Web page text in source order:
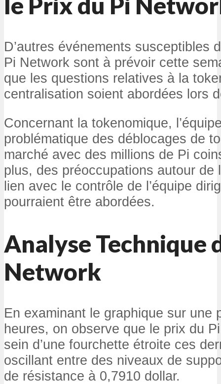
D’autres événements susceptibles
Pi Network sont à prévoir cette
que les questions relatives à la
centralisation soient abordées lors
Concernant la tokenomique,
problématique des déblocages de
marché avec des millions de Pi
plus, des préoccupations autour de
lien avec le contrôle de l’équipe
pourraient être abordées.
Analyse Technique
Network
En examinant le graphique sur une
heures, on observe que le prix du
sein d’une fourchette étroite ces
oscillant entre des niveaux de
de résistance à 0,7910 dollar.